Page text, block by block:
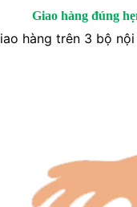
Giao hàng đúng
hàng trên 3 bộ